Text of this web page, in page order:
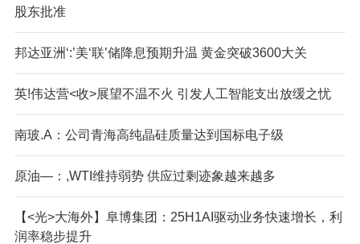
股东批准
邦达亚洲‘:’美‘联’储降息预期升温 黄金突破3600大关
英!伟达营<收>展望不温不火 引发人工智能支出放缓之忧
南玻.A：公司青海高纯晶硅质量达到国标电子级
原油—：,WTI维持弱势 供应过剩迹象越来越多
【<光>大海外】阜博集团：25H1AI驱动业务快速增长，利
润率稳步提升